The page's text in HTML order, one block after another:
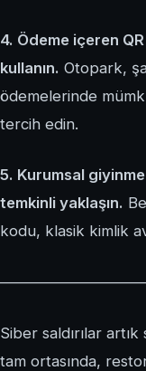
4. Ödeme içeren
kullanın. Otopark,
ödemelerinde
tercih edin.
5. Kurumsal
temkinli yaklaşın.
kodu, klasik kimlik
Siber saldırılar
tam ortasında,